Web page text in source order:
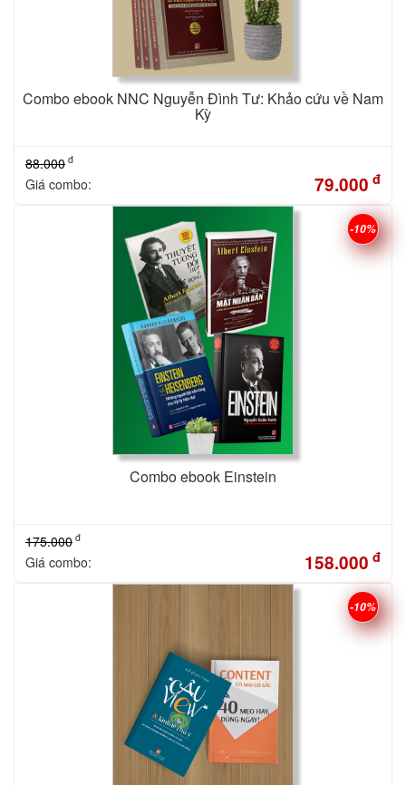
Combo ebook NNC Nguyễn Đình Tư: Khảo cứu về Nam
Kỳ
88.000 đ
Giá combo: 79.000 đ
Combo ebook Einstein
175.000 đ
Giá combo: 158.000 đ
-10%
-10%